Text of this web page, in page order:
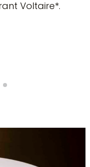
Voltaire*.